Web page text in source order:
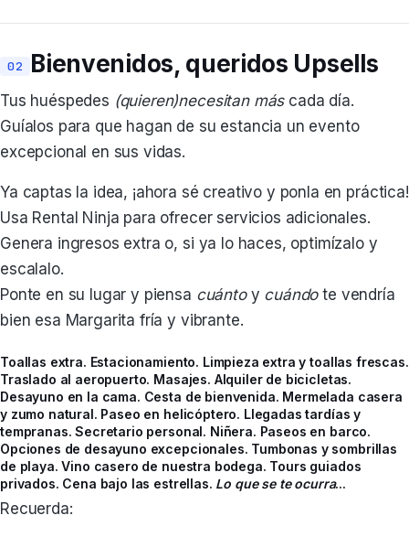
Bienvenidos, queridos Upsells
Tus huéspedes (quieren)necesitan máscada día.
Guíalos para que hagan de su estancia un evento
excepcional en sus vidas.
Ya captas la idea, ¡ahora sé creativo y ponla en práctica!
Usa Rental Ninja para ofrecer servicios adicionales.
Genera ingresos extra o, si ya lo haces, optimízalo y
escalalo.
Ponte en su lugar y piensa cuántoy cuándote vendría
bien esa Margarita fría y vibrante.
Toallas extra. Estacionamiento. Limpieza extra y toallas frescas.
Traslado al aeropuerto. Masajes. Alquiler de bicicletas.
Desayuno en la cama. Cesta de bienvenida. Mermelada casera
y zumo natural. Paseo en helicóptero. Llegadas tardías y
tempranas. Secretario personal. Niñera. Paseos en barco.
Opciones de desayuno excepcionales. Tumbonas y sombrillas
de playa. Vino casero de nuestra bodega. Tours guiados
privados. Cena bajo las estrellas. Lo que se te ocurra...
Recuerda: